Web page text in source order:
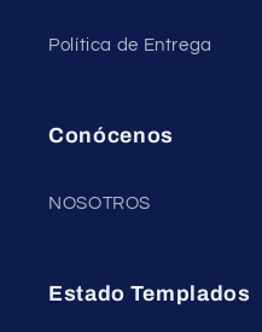
Política de Entrega
Conócenos
NOSOTROS
Estado Templados